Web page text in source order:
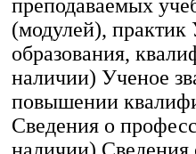
преподаваемых
(модулей), практик
образования,
наличии) Ученое
повышении
Сведения о